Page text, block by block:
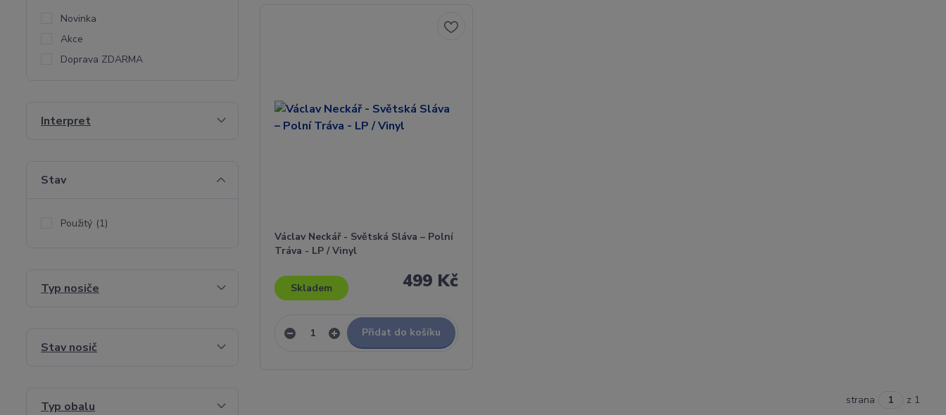
Václav Neckář - Světská Sláva – Polní
Tráva - LP / Vinyl
499 Kč
Skladem
Přidat do košíku
strana z 1
Novinka
Akce
Doprava ZDARMA
Interpret
Stav
Použitý (1)
Typ nosiče
Stav nosič
Typ obalu